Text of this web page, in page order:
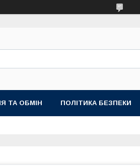
ТА ОБМІН ПОЛІТИКА БЕЗПЕКИ